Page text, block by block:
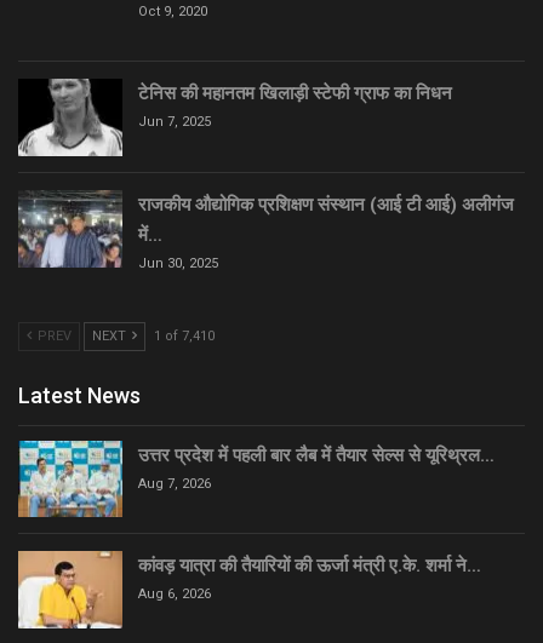
Oct 9, 2020
टेनिस की महानतम खिलाड़ी स्टेफी ग्राफ का निधन
Jun 7, 2025
राजकीय औद्योगिक प्रशिक्षण संस्थान (आई टी आई) अलीगंज
में…
Jun 30, 2025
PREV NEXT 1 of 7,410
Latest News
उत्तर प्रदेश में पहली बार लैब में तैयार सेल्स से यूरिथ्रल…
Aug 7, 2026
कांवड़ यात्रा की तैयारियों की ऊर्जा मंत्री ए.के. शर्मा ने…
Aug 6, 2026